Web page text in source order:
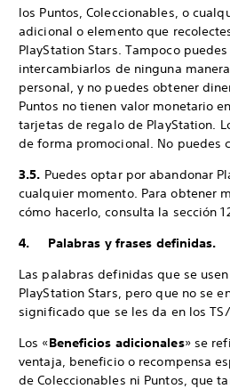
los Puntos, Coleccionables, o
adicional o elemento que
PlayStation Stars. Tampoco
intercambiarlos de ninguna
personal, y no puedes obtener
Puntos no tienen valor monetario
tarjetas de regalo de PlayStation.
de forma promocional. No puedes
3.5. Puedes optar por abandonar
cualquier momento. Para obtener
cómo hacerlo, consulta la sección
4. Palabras y frases definidas.
Las palabras definidas que se
PlayStation Stars, pero que no se
significado que se les da en los TS/
Los «Beneficios adicionales» se
ventaja, beneficio o recompensa
de Coleccionables ni Puntos, que